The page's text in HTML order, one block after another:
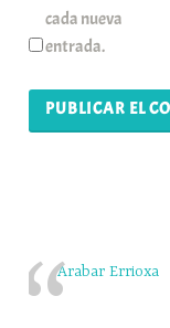
cada nueva
entrada.
Arabar Errioxa